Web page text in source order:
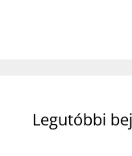
Legutóbbi